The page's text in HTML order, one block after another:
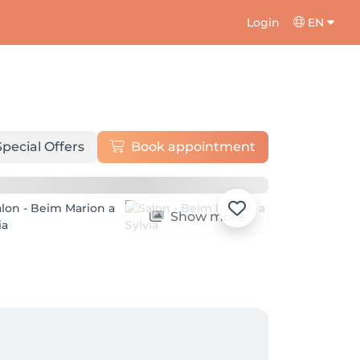
Login EN
Offers Book appointment
Show more